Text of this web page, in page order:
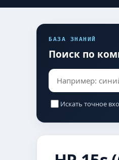
БАЗА ЗНАНИЙ
Поиск по
Искать точное